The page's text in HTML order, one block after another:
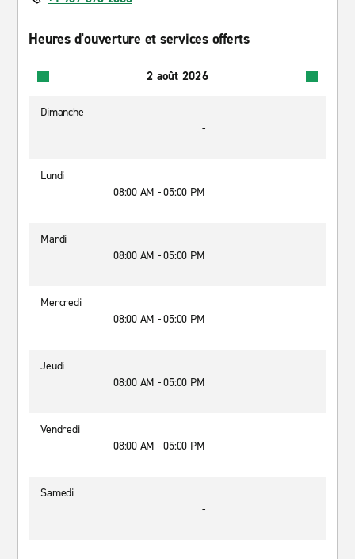
Heures d’ouverture et services offerts
2 août 2026
Dimanche
-
Lundi
08:00 AM - 05:00 PM
Mardi
08:00 AM - 05:00 PM
Mercredi
08:00 AM - 05:00 PM
Jeudi
08:00 AM - 05:00 PM
Vendredi
08:00 AM - 05:00 PM
Samedi
-